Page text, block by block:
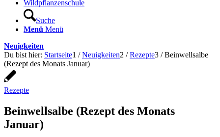
Wildpflanzenschule
Suche
Menü Menü
Neuigkeiten
Du bist hier: Startseite1 / Neuigkeiten2 / Rezepte3 / Beinwellsalbe
(Rezept des Monats Januar)
Rezepte
Beinwellsalbe (Rezept des Monats
Januar)